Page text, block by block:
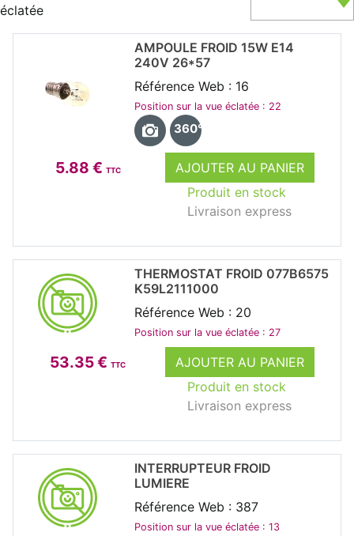
éclatée
5.88 € TTC
AJOUTER AU PANIER
Produit en stock
Livraison express
AMPOULE FROID 15W E14
240V 26*57
Référence Web : 16
Position sur la vue éclatée : 22
360°
53.35 € TTC
AJOUTER AU PANIER
Produit en stock
Livraison express
THERMOSTAT FROID 077B6575
K59L2111000
Référence Web : 20
Position sur la vue éclatée : 27
INTERRUPTEUR FROID
LUMIERE
Référence Web : 387
Position sur la vue éclatée : 13